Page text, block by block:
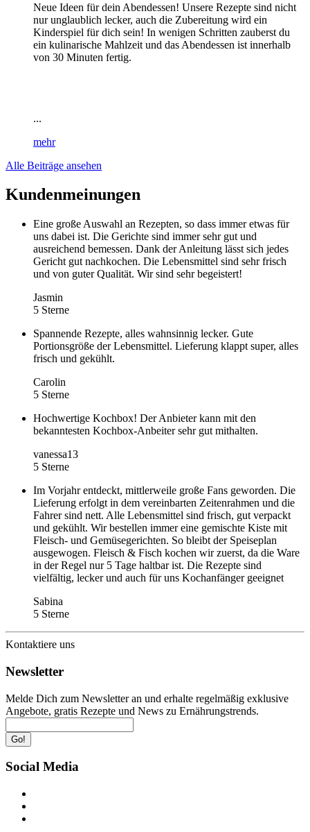
Neue Ideen für dein Abendessen! Unsere Rezepte sind nicht
nur unglaublich lecker, auch die Zubereitung wird ein
Kinderspiel für dich sein! In wenigen Schritten zauberst du
ein kulinarische Mahlzeit und das Abendessen ist innerhalb
von 30 Minuten fertig.
...
mehr
Alle Beiträge ansehen
Kundenmeinungen
Eine große Auswahl an Rezepten, so dass immer etwas für
uns dabei ist. Die Gerichte sind immer sehr gut und
ausreichend bemessen. Dank der Anleitung lässt sich jedes
Gericht gut nachkochen. Die Lebensmittel sind sehr frisch
und von guter Qualität. Wir sind sehr begeistert!
Jasmin
5 Sterne
Spannende Rezepte, alles wahnsinnig lecker. Gute
Portionsgröße der Lebensmittel. Lieferung klappt super, alles
frisch und gekühlt.
Carolin
5 Sterne
Hochwertige Kochbox! Der Anbieter kann mit den
bekanntesten Kochbox-Anbeiter sehr gut mithalten.
vanessa13
5 Sterne
Im Vorjahr entdeckt, mittlerweile große Fans geworden. Die
Lieferung erfolgt in dem vereinbarten Zeitenrahmen und die
Fahrer sind nett. Alle Lebensmittel sind frisch, gut verpackt
und gekühlt. Wir bestellen immer eine gemischte Kiste mit
Fleisch- und Gemüsegerichten. So bleibt der Speiseplan
ausgewogen. Fleisch & Fisch kochen wir zuerst, da die Ware
in der Regel nur 5 Tage haltbar ist. Die Rezepte sind
vielfältig, lecker und auch für uns Kochanfänger geeignet
Sabina
5 Sterne
Kontaktiere uns
Newsletter
Melde Dich zum Newsletter an und erhalte regelmäßig exklusive
Angebote, gratis Rezepte und News zu Ernährungstrends.
Go!
Social Media